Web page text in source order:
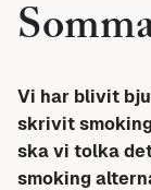
Vi har blivit
skrivit
ska vi tolka
smoking